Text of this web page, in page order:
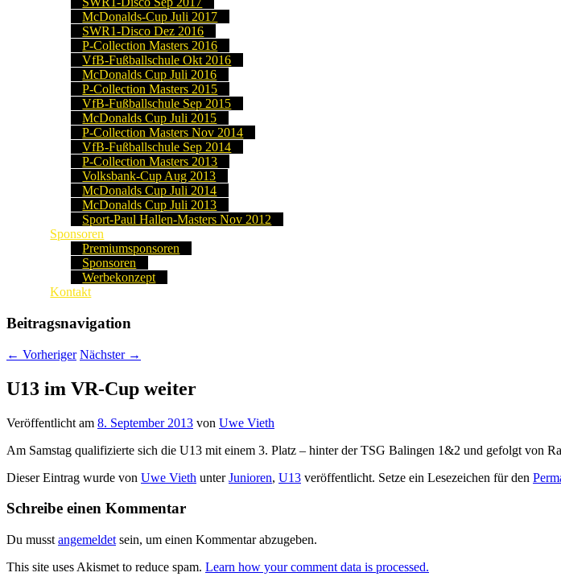
McDonalds-Cup Juli 2017
SWR1-Disco Dez 2016
P-Collection Masters 2016
VfB-Fußballschule Okt 2016
McDonalds Cup Juli 2016
P-Collection Masters 2015
VfB-Fußballschule Sep 2015
McDonalds Cup Juli 2015
P-Collection Masters Nov 2014
VfB-Fußballschule Sep 2014
P-Collection Masters 2013
Volksbank-Cup Aug 2013
McDonalds Cup Juli 2014
McDonalds Cup Juli 2013
Sport-Paul Hallen-Masters Nov 2012
Sponsoren
Premiumsponsoren
Sponsoren
Werbekonzept
Kontakt
Beitragsnavigation
← Vorheriger Nächster →
U13 im VR-Cup weiter
Veröffentlicht am 8. September 2013 von Uwe Vieth
Am Samstag qualifizierte sich die U13 mit einem 3. Platz – hinter der TSG Balingen 1&2 und gefolgt von
Dieser Eintrag wurde von Uwe Vieth unterJunioren, U13 veröffentlicht. Setze ein Lesezeichen für den
Schreibe einen Kommentar
Du musst angemeldet sein, um einen Kommentar abzugeben.
This site uses Akismet to reduce spam. Learn how your comment data is processed.